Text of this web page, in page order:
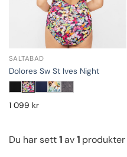
SALTABAD
Dolores Sw St Ives Night
1 099 kr
Du har sett1av1 produkter